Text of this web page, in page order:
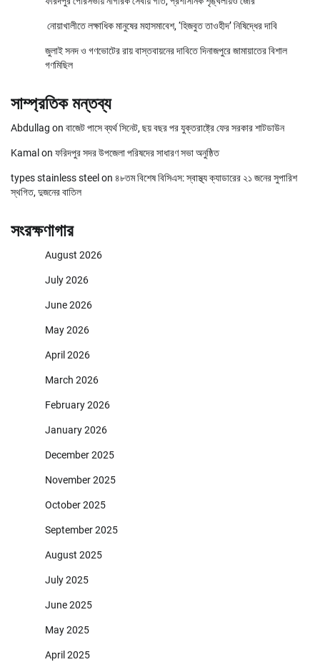
নোয়াখালীতে লক্ষাধিক মানুষের মহাসমাবেশ, ‘হিজবুত তাওহীদ’ নিষিদ্ধের দাবি
জুলাই সনদ ও গণভোটের রায় বাস্তবায়নের দাবিতে দিনাজপুরে জামায়াতের বিশাল
গণমিছিল
সাম্প্রতিক মন্তব্য
Abdullag on বাজেট পাসে ব্যর্থ সিনেট, ছয় বছর পর যুক্তরাষ্ট্রে ফের সরকার শাটডাউন
Kamal on ফরিদপুর সদর উপজেলা পরিষদের সাধারণ সভা অনুষ্ঠিত
types stainless steel on ৪৮তম বিশেষ বিসিএস: স্বাস্থ্য ক্যাডারের ২১ জনের সুপারিশ
স্থগিত, দুজনের বাতিল
সংরক্ষণাগার
August 2026
July 2026
June 2026
May 2026
April 2026
March 2026
February 2026
January 2026
December 2025
November 2025
October 2025
September 2025
August 2025
July 2025
June 2025
May 2025
April 2025